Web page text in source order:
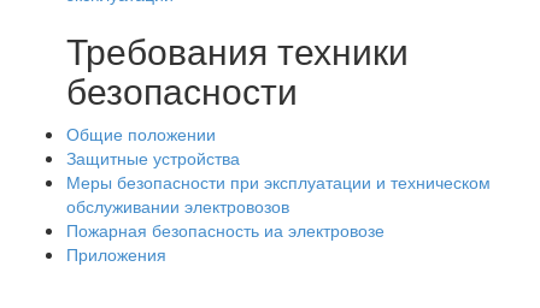
Требования техники
безопасности
Общие положении
Защитные устройства
Меры безопасности при эксплуатации и техническом
обслуживании электровозов
Пожарная безопасность иа электровозе
Приложения